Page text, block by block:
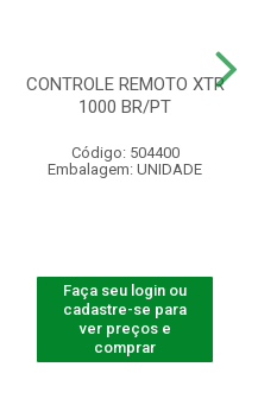
CONTROLE REMOTO XTR
1000 BR/PT
Código: 504400
Embalagem: UNIDADE
Faça seu login ou
cadastre-se para
ver preços e
comprar